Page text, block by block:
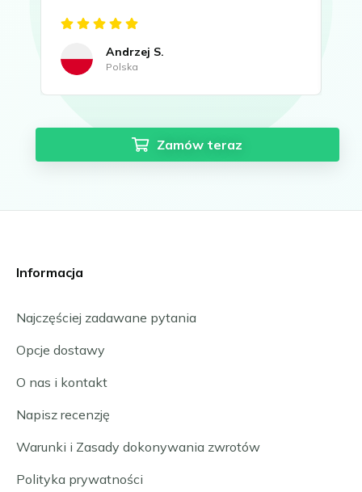
Andrzej S.
Polska
Zamów teraz
Informacja
Najczęściej zadawane pytania
Opcje dostawy
O nas i kontakt
Napisz recenzję
Warunki i Zasady dokonywania zwrotów
Polityka prywatności